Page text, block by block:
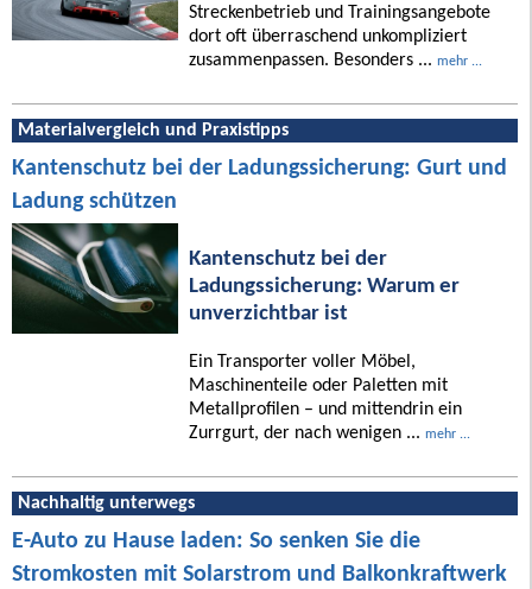
Streckenbetrieb und Trainingsangebote
dort oft überraschend unkompliziert
zusammenpassen. Besonders ... mehr ...
Materialvergleich und Praxistipps
Kantenschutz bei der Ladungssicherung: Gurt und
Ladung schützen
Kantenschutz bei der
Ladungssicherung: Warum er
unverzichtbar ist
Ein Transporter voller Möbel,
Maschinenteile oder Paletten mit
Metallprofilen – und mittendrin ein
Zurrgurt, der nach wenigen ... mehr ...
Nachhaltig unterwegs
E-Auto zu Hause laden: So senken Sie die
Stromkosten mit Solarstrom und Balkonkraftwerk